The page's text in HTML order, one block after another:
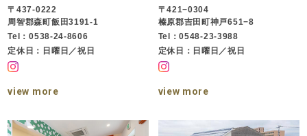
〒437-0222
周智郡森町飯田3191-1
Tel：0538-24-8606
定休日：日曜日／祝日
view more
〒421−0304
榛原郡吉田町神戸651−8
Tel：0548-23-3988
定休日：日曜日／祝日
view more